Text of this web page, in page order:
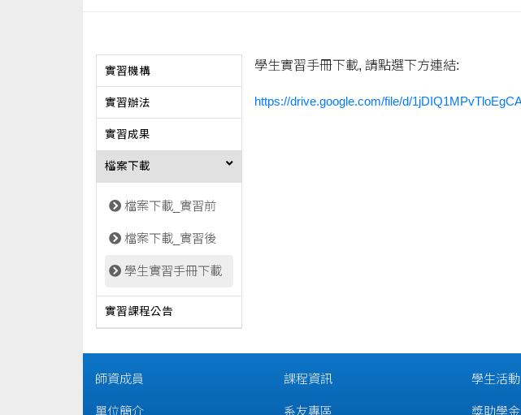
實習機構
實習辦法
實習成果
檔案下載
檔案下載_實習前
檔案下載_實習後
學生實習手冊下載
實習課程公告
學生實習手冊下載, 請點選下方連結:
https://drive.google.com/file/d/
師資成員
單位簡介
課程資訊
系友專區
學生活動
獎助學金